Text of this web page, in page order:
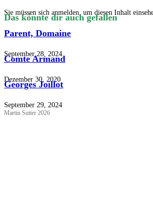
Sie müssen sich anmelden, um diesen Inhalt
Das könnte dir auch gefallen
Parent, Domaine
September 28, 2024
Comte Armand
Dezember 30, 2020
Georges Joillot
September 29, 2024
Martin Sutter 2026